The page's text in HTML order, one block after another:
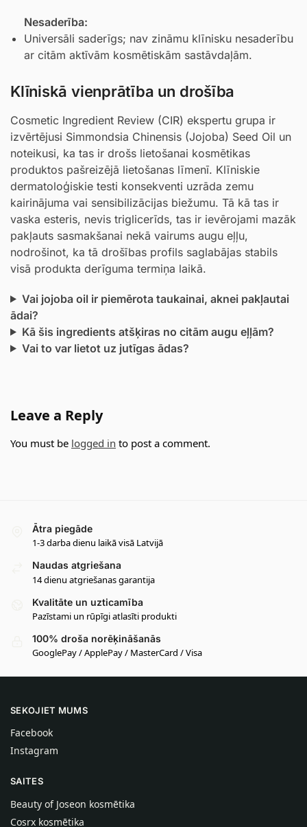
Nesaderība:
Universāli saderīgs; nav zināmu klīnisku nesaderību
ar citām aktīvām kosmētiskām sastāvdaļām.
Klīniskā vienprātība un drošība
Cosmetic Ingredient Review (CIR) ekspertu grupa ir
izvērtējusi Simmondsia Chinensis (Jojoba) Seed Oil un
noteikusi, ka tas ir drošs lietošanai kosmētikas
produktos pašreizējā lietošanas līmenī. Klīniskie
dermatoloģiskie testi konsekventi uzrāda zemu
kairinājuma vai sensibilizācijas biežumu. Tā kā tas ir
vaska esteris, nevis triglicerīds, tas ir ievērojami mazāk
pakļauts sasmakšanai nekā vairums augu eļļu,
nodrošinot, ka tā drošības profils saglabājas stabils
visā produkta derīguma termiņa laikā.
Vai jojoba oil ir piemērota taukainai, aknei pakļautai
ādai?
Kā šis ingredients atšķiras no citām augu eļļām?
Vai to var lietot uz jutīgas ādas?
Leave a Reply
You must be logged in to post a comment.
Ātra piegāde
1-3 darba dienu laikā visā Latvijā
Naudas atgriešana
14 dienu atgriešanas garantija
Kvalitāte un uzticamība
Pazīstami un rūpīgi atlasīti produkti
100% droša norēķināšanās
GooglePay / ApplePay / MasterCard / Visa
SEKOJIET MUMS
Facebook
Instagram
SAITES
Beauty of Joseon kosmētika
Cosrx kosmētika